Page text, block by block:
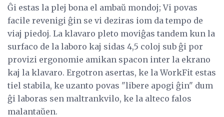
Ĝi estas la plej bona el ambaŭ mondoj; Vi povas
facile revenigi ĝin se vi deziras iom da tempo de
viaj piedoj. La klavaro pleto moviĝas tandem kun la
surfaco de la laboro kaj sidas 4,5 coloj sub ĝi por
provizi ergonomie amikan spacon inter la ekrano
kaj la klavaro. Ergotron asertas, ke la WorkFit estas
tiel stabila, ke uzanto povas "libere apogi ĝin" dum
ĝi laboras sen maltrankvilo, ke la alteco falos
malantaŭen.